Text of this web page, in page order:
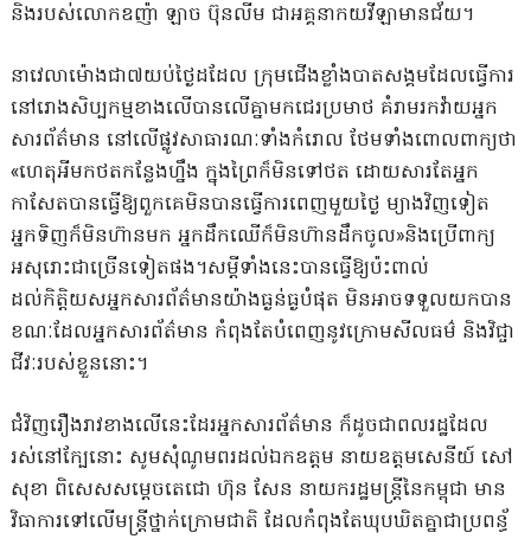
និងរបស់លោកឧញ៉ា ឡាច ប៊ុនលីម ជាអគ្គនាកយវីឡាមានជ័យ។
នាវេលាម៉ោងជា៧យប់ថ្ងៃដដែល ក្រុមជើងខ្លាំងបាតសង្គម​ដែលធ្វើការ​
នៅរោងសិប្ប​កម្មខាងលើ​បាន​លើគ្នា​មក​ជេរប្រមាថ គំរាមរកវ៉ាយ​អ្នក
សារព័ត៌មាន នៅលើផ្លូវសាធារណៈទាំងកំរោល ថែមទាំ​ងពោ​លពាក្យថា​
«ហេតុអីម​កថតកន្លែងហ្នឹង ក្នុងព្រៃក៏មិនទៅថត ដោយសារតែអ្នក​
កាសែត​បាន​ធ្វើ​ឱ្យពួក​គេមិនបាន​ធ្វើការពេញមួយ​ថ្ងៃ ម្យាងវិញ​ទៀត
អ្នកទិ​ញក៏មិ​នហ៊ា​នមក អ្នកដឹ​ក​ឈើ​ក៏មិនហ៊ា​ន​ដឹក​ចូល»​និង​ប្រើពាក្យ
អសុរោះជាច្រើនទៀតផង​។សម្តីទាំងនេះ​បានធ្វើឱ្យប៉ះពាល់​
ដល់កិត្តិយសអ្នក​សារព័ត៌មា​នយ៉ាងធ្ងន់ធ្ងបំផុត មិនអាចទទួលយកបាន​
ខណៈដែលអ្នកសារព័​ត៌មាន កំពុងតែ​បំពេញនូវក្រោ​មសីលធម៌ និងវិជ្ចា
ជីវៈរបស់ខ្លួននោះ។
ជំវិញរឿងរាវខាងលើនេះដែរអ្នកសារព័ត៌មាន ក៏ដូចជាពលរដ្ឋដែល
រស់នៅក្បែនោះ សូមសុំណូមពរ​ដល់​ឯកឧត្តម នាយឧត្តមសេនីយ៍ សៅ
សុខា ពិសេសសម្តេចតេជោ ហ៊ុន សែន នាយករដ្ឋមន្ត្រីនៃ​កម្ពុជា​ មាន
វិធាការ​ទៅលើមន្ត្រីថ្នាក់ក្រោមជាតិ ដែលកំពុងតែឃុបឃិតគ្នាជាប្រពន្ធ័